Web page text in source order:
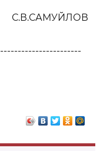
С.В.САМУЙЛОВ